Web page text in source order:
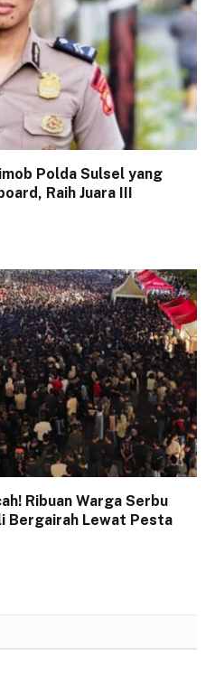
Polda Sulsel yang
Raih Juara III
Ribuan Warga Serbu
Bergairah Lewat Pesta